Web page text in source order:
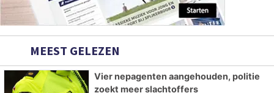
MEEST GELEZEN
Vier nepagenten aangehouden, politie
zoekt meer slachtoffers